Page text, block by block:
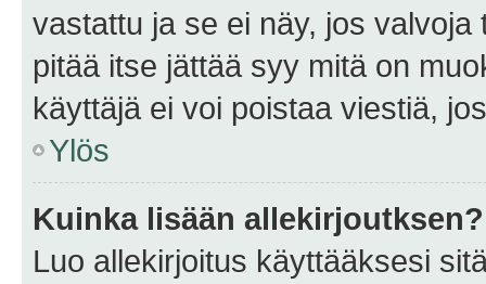
vastattu ja se ei näy, jos
pitää itse jättää syy mitä on
käyttäjä ei voi poistaa viestiä,
Ylös
Kuinka lisään allekirjoutksen?
Luo allekirjoitus käyttääksesi